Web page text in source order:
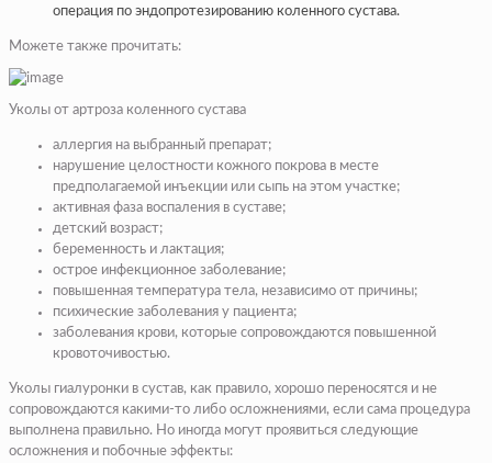
операция по эндопротезированию коленного сустава.
Можете также прочитать:
Уколы от артроза коленного сустава
аллергия на выбранный препарат;
нарушение целостности кожного покрова в месте
предполагаемой инъекции или сыпь на этом участке;
активная фаза воспаления в суставе;
детский возраст;
беременность и лактация;
острое инфекционное заболевание;
повышенная температура тела, независимо от причины;
психические заболевания у пациента;
заболевания крови, которые сопровождаются повышенной
кровоточивостью.
Уколы гиалуронки в сустав, как правило, хорошо переносятся и не
сопровождаются какими-то либо осложнениями, если сама процедура
выполнена правильно. Но иногда могут проявиться следующие
осложнения и побочные эффекты: